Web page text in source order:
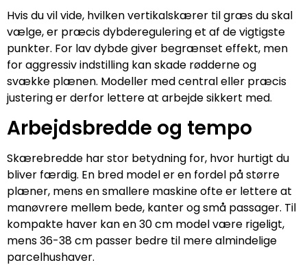
Hvis du vil vide, hvilken vertikalskærer til græs du skal
vælge, er præcis dybderegulering et af de vigtigste
punkter. For lav dybde giver begrænset effekt, men
for aggressiv indstilling kan skade rødderne og
svække plænen. Modeller med central eller præcis
justering er derfor lettere at arbejde sikkert med.
Arbejdsbredde og tempo
Skærebredde har stor betydning for, hvor hurtigt du
bliver færdig. En bred model er en fordel på større
plæner, mens en smallere maskine ofte er lettere at
manøvrere mellem bede, kanter og små passager. Til
kompakte haver kan en 30 cm model være rigeligt,
mens 36-38 cm passer bedre til mere almindelige
parcelhushaver.